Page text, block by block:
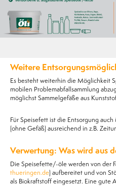
Weitere
Es besteht weiterhin die Möglichkeit
mobilen Problemabfallsammlung
möglichst Sammelgefäße aus
Für Speisefett ist die Entsorgung
(ohne Gefäß) ausreichend in z.B.
Verwertung: Was wird aus
Die Speisefette/-öle werden von der
thueringen.de) aufbereitet und von
als Biokraftstoff eingesetzt. Eine gute